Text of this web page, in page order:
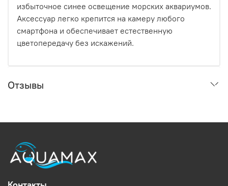
избыточное синее освещение морских аквариумов.
Аксессуар легко крепится на камеру любого
смартфона и обеспечивает естественную
цветопередачу без искажений.
Отзывы